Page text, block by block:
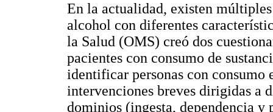
En la actualidad, existen
alcohol con diferentes
la Salud (OMS) creó dos
pacientes con consumo de
identificar personas con
intervenciones breves dirigidas a
dominios (ingesta, dependencia y